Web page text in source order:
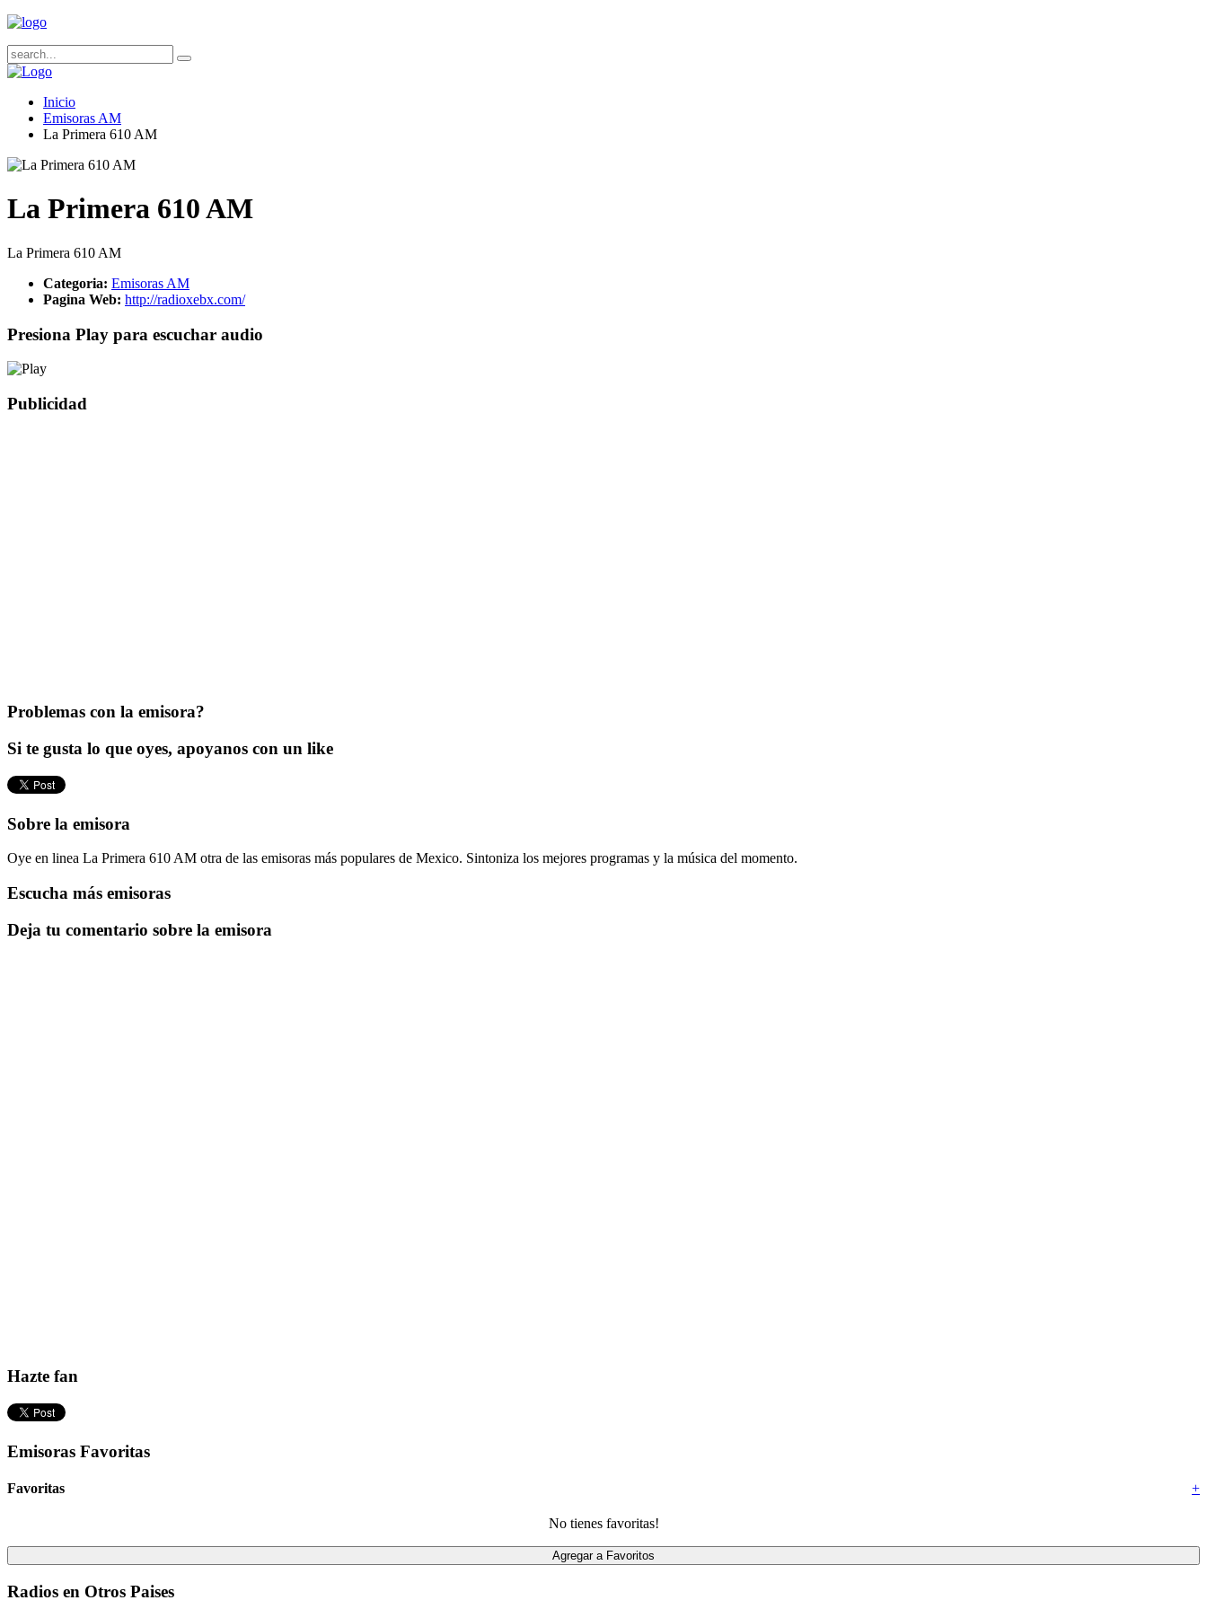
Inicio
Emisoras AM
La Primera 610 AM
La Primera 610 AM
La Primera 610 AM
Categoria: Emisoras AM
Pagina Web: http://radioxebx.com/
Presiona Play para escuchar audio
Publicidad
Problemas con la emisora?
Si te gusta lo que oyes, apoyanos con un like
Sobre la emisora
Oye en linea La Primera 610 AM otra de las emisoras más populares de Mexico. Sintoniza los mejores programas y la música del momento.
Escucha más emisoras
Deja tu comentario sobre la emisora
Hazte fan
Emisoras Favoritas
+
Favoritas
No tienes favoritas!
Radios en Otros Paises